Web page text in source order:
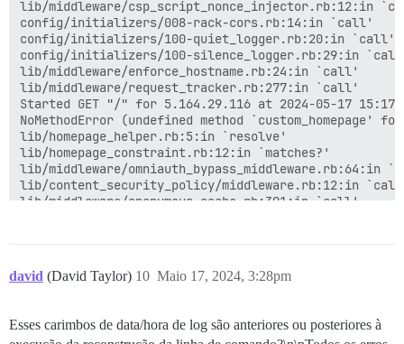
lib/middleware/csp_script_nonce_injector.rb:12:in
config/initializers/008-rack-cors.rb:14:in `call'
config/initializers/100-quiet_logger.rb:20:in `call'
config/initializers/100-silence_logger.rb:29:in
lib/middleware/enforce_hostname.rb:24:in `call'
lib/middleware/request_tracker.rb:277:in `call'
Started GET "/" for 5.164.29.116 at 2024-05-17
NoMethodError (undefined method `custom_homepage'
lib/homepage_helper.rb:5:in `resolve'
lib/homepage_constraint.rb:12:in `matches?'
lib/middleware/omniauth_bypass_middleware.rb:64:in
lib/content_security_policy/middleware.rb:12:in
lib/middleware/anonymous_cache.rb:391:in `call'
lib/middleware/enforce_hostname.rb:24:in `call'
LINE 1: ...ntions.chat_message_id = c_msg.id LEFT
david (David Taylor) Maio 17, 2024, 3:28pm
10
Esses carimbos de data/hora de log são anteriores ou posteriores à